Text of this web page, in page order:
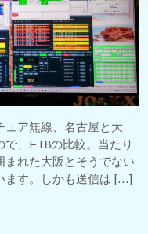
ュア無線、名古屋と大
で、FT8の比較。当たり
れた大阪とそうでない
ます。しかも送信は […]